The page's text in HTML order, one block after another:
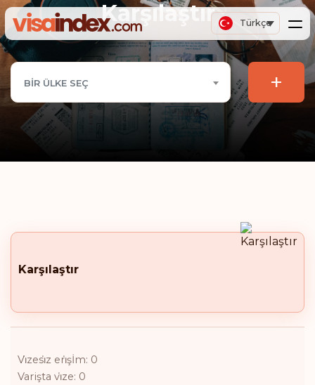
Türkçe
Karşılaştır
BIR ÜLKE SEÇ +
Karşılaştır
Vi̇zesi̇z eri̇şİm: 0
Varişta vi̇ze: 0